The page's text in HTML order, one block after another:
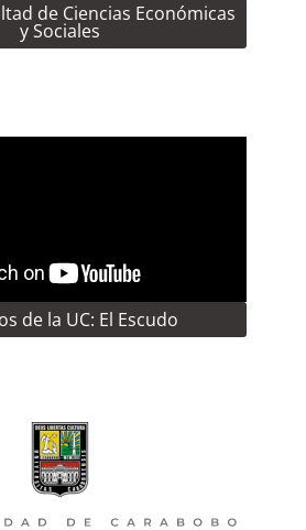
de Ciencias Económicas
y Sociales
de la UC: El Escudo